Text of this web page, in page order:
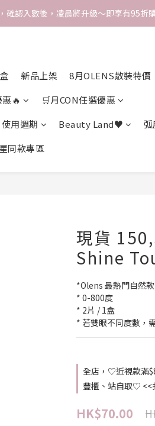
確認入數後，凌晨將升級～即享有95折
新品上架
8月OLENS散裝特價
🔥
🛒月CON任選優惠
使用週期 Beauty Land♥
弧
同款專區
現貨
Shine
*Olens 最熱門自然款
* 0-800度
* 2片 / 1盒
* 若雙眼不同度數，
全店，♡近視款滿
豐櫃、站自取♡ <<
HK$70.00